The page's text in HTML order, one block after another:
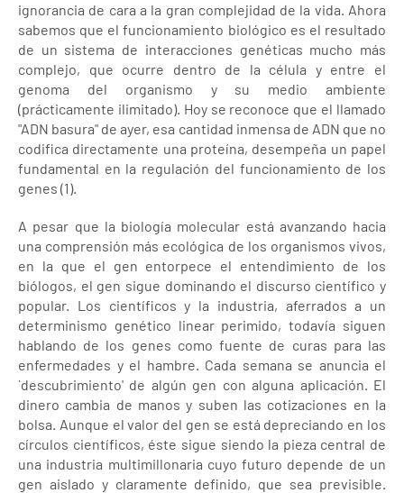
ignorancia de cara a la gran complejidad de la vida. Ahora
sabemos que el funcionamiento biológico es el resultado
de un sistema de interacciones genéticas mucho más
complejo, que ocurre dentro de la célula y entre el
genoma del organismo y su medio ambiente
(prácticamente ilimitado). Hoy se reconoce que el llamado
"ADN basura" de ayer, esa cantidad inmensa de ADN que no
codifica directamente una proteína, desempeña un papel
fundamental en la regulación del funcionamiento de los
genes (1).
A pesar que la biología molecular está avanzando hacia
una comprensión más ecológica de los organismos vivos,
en la que el gen entorpece el entendimiento de los
biólogos, el gen sigue dominando el discurso científico y
popular. Los científicos y la industria, aferrados a un
determinismo genético linear perimido, todavía siguen
hablando de los genes como fuente de curas para las
enfermedades y el hambre. Cada semana se anuncia el
`descubrimiento' de algún gen con alguna aplicación. El
dinero cambia de manos y suben las cotizaciones en la
bolsa. Aunque el valor del gen se está depreciando en los
círculos científicos, éste sigue siendo la pieza central de
una industria multimillonaria cuyo futuro depende de un
gen aislado y claramente definido, que sea previsible.